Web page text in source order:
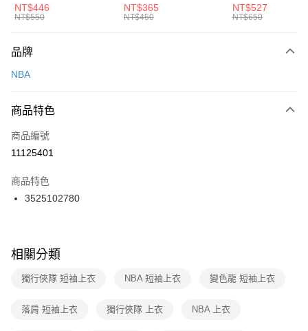
元大商業銀行
台灣樂天信用卡公司
AFTEE先享後付
【關於「AFTEE先享後付」】
便利好安心！
３．安心：先確認商品／服務後，再付款。
【「AFTEE先享後付」結帳流程】
１．於結帳方式選擇「AFTEE先享後付」後，將跳轉至「AFTEE先享後付」
２．訂單成立數日內，您將收到繳費通知簡訊。
３．收到繳費通知簡訊後14天內，點擊此簡訊中的連結，可透過四大超商／
ATM／網路銀行／等多元方式進行付款，方視為交易完成。
※ 交易是否成功請以「AFTEE先享後付 」之結帳頁面顯示為準，若有關於
是否繳費成功／繳費後需取消欲退款等相關疑問，請聯繫「AFTEE先享後付
客戶支援中心」https://netprotections.freshdesk.com/support/home
１．透過由恩沛科技股份有限公司提供之「AFTEE先享後付」服務完成之交
運送方式
每筆NT$100，滿NT$1,500(含以上)免運費
宅配
每筆NT$100，滿NT$1,500(含以上)免運費
付款後門市自取
每筆NT$100，滿NT$1,500(含以上)免運費
中統襪 FZ3393100
NT$446
NT$550
EMBRDY 男女 短統襪
FZ3073133
NT$365
NT$450
BA5871010
NT$527
NT$650
品牌
NBA
商品特色
商品編號
11125401
商品特色
3525102780
相關分類
獨行俠隊 短袖上衣 NBA 短袖上衣 變色龍 短袖上衣
落肩 短袖上衣 獨行俠隊 上衣 NBA 上衣